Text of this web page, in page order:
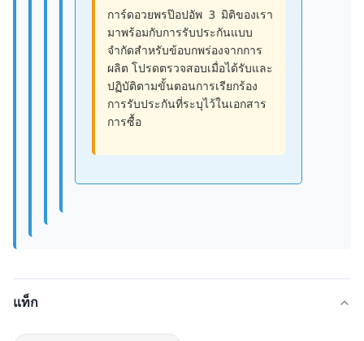
การ์ดอวยพรป๊อปอัพ 3 มิติของเรา
มาพร้อมกับการรับประกันแบบ
จำกัดสำหรับข้อบกพร่องจากการ
ผลิต โปรดตรวจสอบเมื่อได้รับและ
ปฏิบัติตามขั้นตอนการเรียกร้อง
การรับประกันที่ระบุไว้ในเอกสาร
การซื้อ
แท็ก